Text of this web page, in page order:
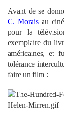
Avant de se
C. Morais au
pour la
exemplaire du
américaines, et
tolérance
faire un film :